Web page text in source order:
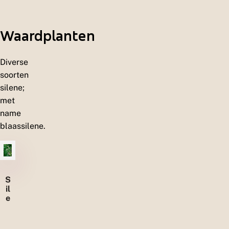
d
e
Waardplanten
Diverse
soorten
silene;
met
name
blaassilene.
S
il
e